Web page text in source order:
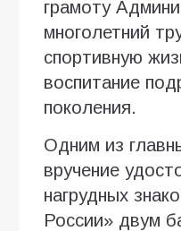
грамоту
многолетний
спортивную
воспитание
поколения.
Одним из
вручение
нагрудных
России» двум